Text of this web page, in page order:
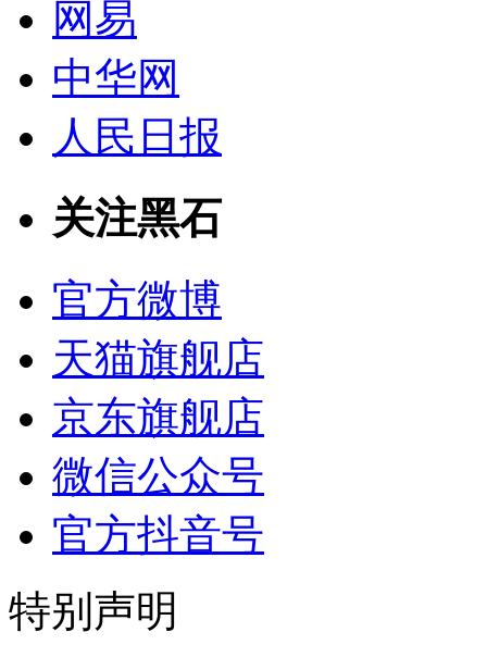
网易
中华网
人民日报
关注黑石
官方微博
天猫旗舰店
京东旗舰店
微信公众号
官方抖音号
特别声明